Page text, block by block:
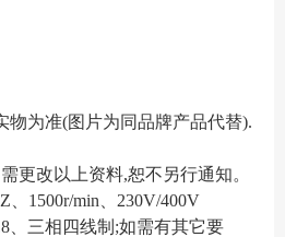
物为准(图片为同品牌产品代替).
更改以上资料,恕不另行通知。
1500r/min、230V/400V
、三相四线制;如需有其它要